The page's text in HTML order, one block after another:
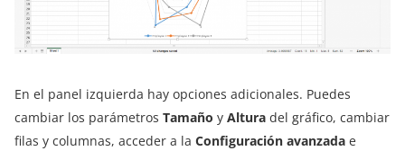
En el panel izquierda hay opciones adicionales. Puedes
cambiar los parámetros Tamaño y Altura del gráfico, cambiar
filas y columnas, acceder a la Configuración avanzada e